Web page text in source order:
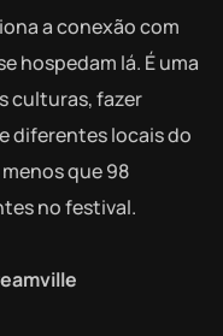
a conexão com
hospedam lá. É uma
culturas, fazer
diferentes locais do
que 98
no festival.